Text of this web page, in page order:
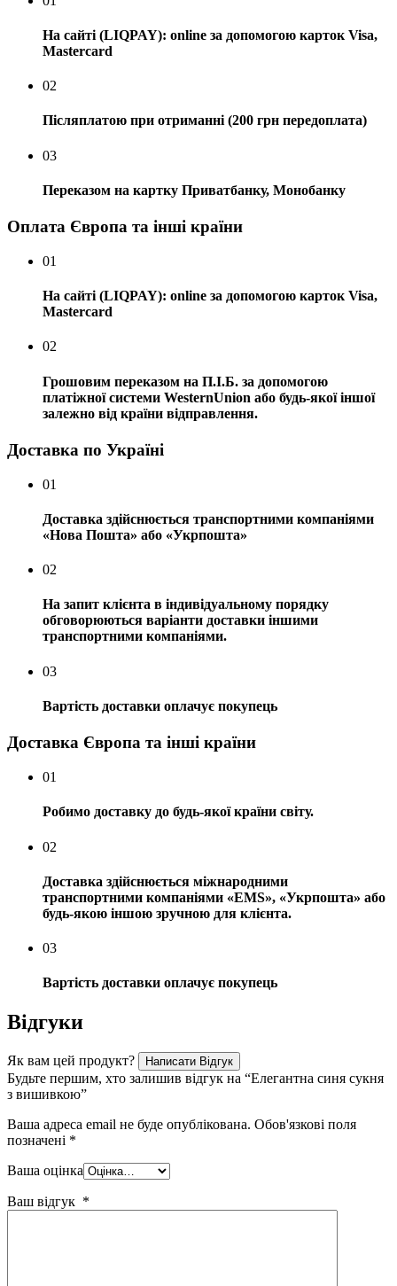
На сайті (LIQPAY): online за допомогою карток Visa,
Mastercard
02
Післяплатою при отриманні (200 грн передоплата)
03
Переказом на картку Приватбанку, Монобанку
Оплата Європа та інші країни
01
На сайті (LIQPAY): online за допомогою карток Visa,
Mastercard
02
Грошовим переказом на П.І.Б. за допомогою
платіжної системи WesternUnion або будь-якої іншої
залежно від країни відправлення.
Доставка по Україні
01
Доставка здійснюється транспортними компаніями
«Нова Пошта» або «Укрпошта»
02
На запит клієнта в індивідуальному порядку
обговорюються варіанти доставки іншими
транспортними компаніями.
03
Вартість доставки оплачує покупець
Доставка Європа та інші країни
01
Робимо доставку до будь-якої країни світу.
02
Доставка здійснюється міжнародними
транспортними компаніями «EMS», «Укрпошта» або
будь-якою іншою зручною для клієнта.
03
Вартість доставки оплачує покупець
Відгуки
Як вам цей продукт? Написати Відгук
Будьте першим, хто залишив відгук на “Елегантна синя сукня
з вишивкою”
Ваша адреса email не буде опублікована. Обов'язкові поля
позначені *
Ваша оцінка
Ваш відгук *